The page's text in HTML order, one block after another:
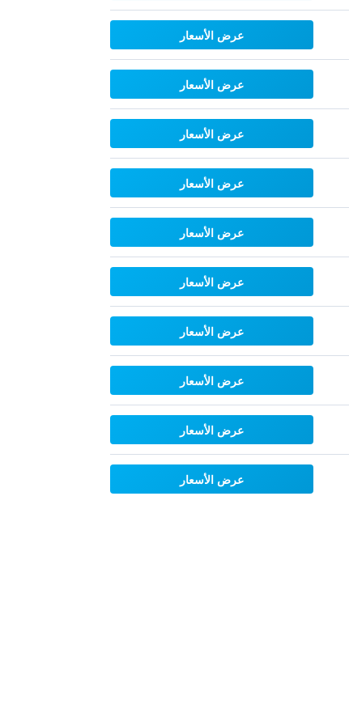
عرض الأسعار
عرض الأسعار
عرض الأسعار
عرض الأسعار
عرض الأسعار
عرض الأسعار
عرض الأسعار
عرض الأسعار
عرض الأسعار
عرض الأسعار